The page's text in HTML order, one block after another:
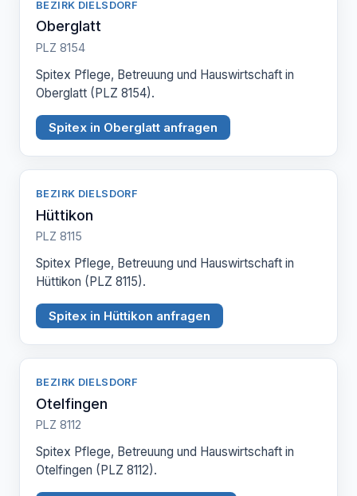
BEZIRK DIELSDORF
Oberglatt
PLZ 8154
Spitex Pflege, Betreuung und Hauswirtschaft in
Oberglatt (PLZ 8154).
Spitex in Oberglatt anfragen
BEZIRK DIELSDORF
Hüttikon
PLZ 8115
Spitex Pflege, Betreuung und Hauswirtschaft in
Hüttikon (PLZ 8115).
Spitex in Hüttikon anfragen
BEZIRK DIELSDORF
Otelfingen
PLZ 8112
Spitex Pflege, Betreuung und Hauswirtschaft in
Otelfingen (PLZ 8112).